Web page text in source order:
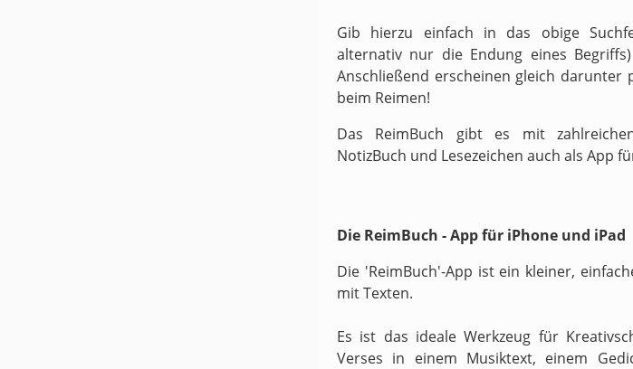
Gib hierzu einfach in das obige
alternativ nur die Endung eines
Anschließend erscheinen gleich darunter
beim Reimen!
Das ReimBuch gibt es mit
NotizBuch und Lesezeichen auch als App
Die ReimBuch - App für iPhone und iPad
Die 'ReimBuch'-App ist ein kleiner,
mit Texten.
Es ist das ideale Werkzeug für
Verses in einem Musiktext, einem